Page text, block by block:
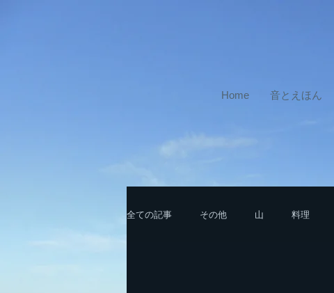
Home 音とえほん
全ての記事 その他 山 料理